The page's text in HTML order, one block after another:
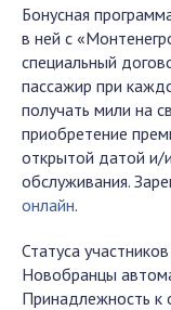
Бонусная
в ней с
специальный
пассажир при
получать мили на
приобретение
открытой датой и/
обслуживания.
онлайн.
Статуса
Новобранцы
Принадлежность к